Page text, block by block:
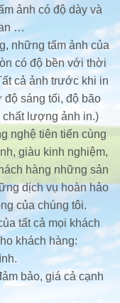
ảnh có độ dày và
…
những tấm ảnh của
có độ bền với thời
cả ảnh trước khi in
sáng tối, độ bão
chất lượng ảnh in.)
nghệ tiên tiến cùng
giàu kinh nghiệm,
hàng những sản
dịch vụ hoàn hảo
của chúng tôi.
tất cả mọi khách
khách hàng:
bảo, giá cả cạnh